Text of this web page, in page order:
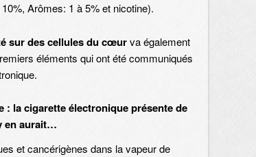
Arômes: 1 à 5% et nicotine).
sur des cellules du cœurva également
éléments qui ont été communiqués
la cigarette électronique présente de
en aurait…
et cancérigènes dans la vapeur de